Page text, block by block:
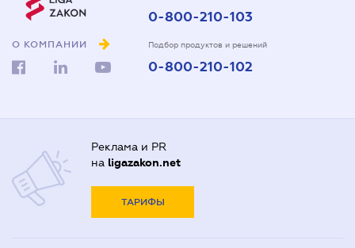
О КОМПАНИИ
0-800-210-103
Подбор продуктов и решений
0-800-210-102
Реклама и PR
на ligazakon.net
ТАРИФЫ